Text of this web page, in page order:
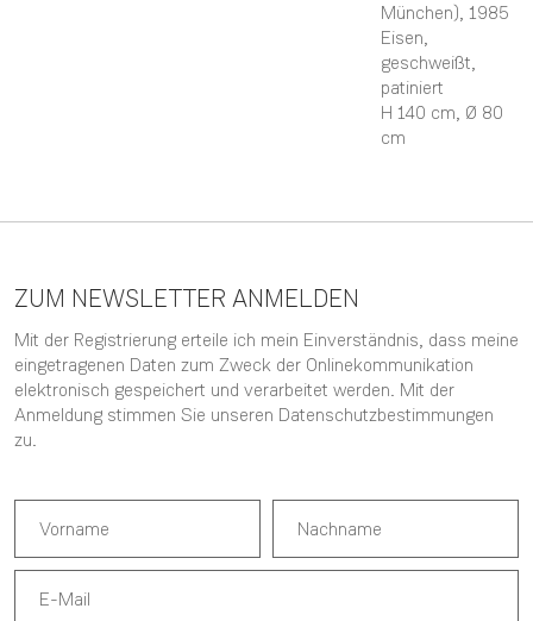
München), 1985
Eisen,
geschweißt,
patiniert
H 140 cm, Ø 80
cm
ZUM NEWSLETTER ANMELDEN
Mit der Registrierung erteile ich mein Einverständnis, dass meine
eingetragenen Daten zum Zweck der Onlinekommunikation
elektronisch gespeichert und verarbeitet werden. Mit der
Anmeldung stimmen Sie unseren Datenschutzbestimmungen
zu.